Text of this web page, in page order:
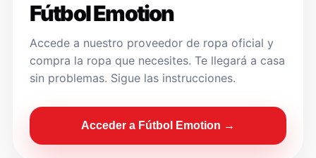
Fútbol Emotion
Accede a nuestro proveedor de ropa oficial y
compra la ropa que necesites. Te llegará a casa
sin problemas. Sigue las instrucciones.
Acceder a Fútbol Emotion →